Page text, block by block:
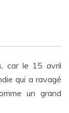
car le 15 avril
qui a ravagé
un grand